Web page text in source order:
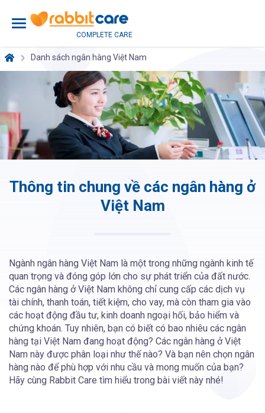
COMPLETE CARE
Danh sách ngân hàng Việt Nam
Thông tin chung về các ngân hàng ở
Việt Nam
Ngành ngân hàng Việt Nam là một trong những ngành kinh tế
quan trọng và đóng góp lớn cho sự phát triển của đất nước.
Các ngân hàng ở Việt Nam không chỉ cung cấp các dịch vụ
tài chính, thanh toán, tiết kiệm, cho vay, mà còn tham gia vào
các hoạt động đầu tư, kinh doanh ngoại hối, bảo hiểm và
chứng khoán. Tuy nhiên, bạn có biết có bao nhiêu các ngân
hàng tại Việt Nam đang hoạt động? Các ngân hàng ở Việt
Nam này được phân loại như thế nào? Và bạn nên chọn ngân
hàng nào để phù hợp với nhu cầu và mong muốn của bạn?
Hãy cùng Rabbit Care tìm hiểu trong bài viết này nhé!